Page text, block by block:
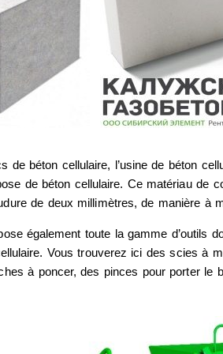
de béton cellulaire, l’usine de béton
de béton cellulaire. Ce matériau de
de deux millimètres, de manière à
également toute la gamme d’outils
Vous trouverez ici des scies à
à poncer, des pinces pour porter le